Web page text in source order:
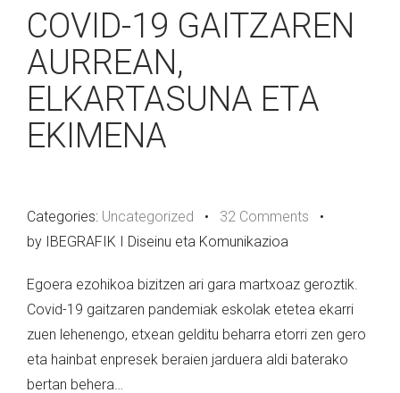
COVID-19 GAITZAREN
AURREAN,
ELKARTASUNA ETA
EKIMENA
Categories: Uncategorized • 32 Comments •
by IBEGRAFIK I Diseinu eta Komunikazioa
Egoera ezohikoa bizitzen ari gara martxoaz geroztik.
Covid-19 gaitzaren pandemiak eskolak etetea ekarri
zuen lehenengo, etxean gelditu beharra etorri zen gero
eta hainbat enpresek beraien jarduera aldi baterako
bertan behera…